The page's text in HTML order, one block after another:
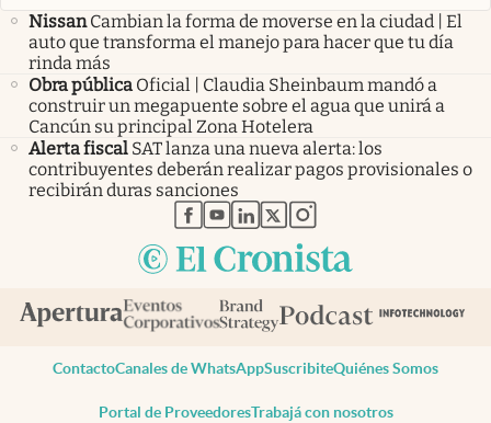
Nissan Cambian la forma de moverse en la ciudad | El
auto que transforma el manejo para hacer que tu día
rinda más
Obra pública Oficial | Claudia Sheinbaum mandó a
construir un megapuente sobre el agua que unirá a
Cancún su principal Zona Hotelera
Alerta fiscal SAT lanza una nueva alerta: los
contribuyentes deberán realizar pagos provisionales o
recibirán duras sanciones
abre en nueva pestaña
abre en nueva pestaña
abre en nueva pestaña
abre en nueva pestaña
abre en nueva pestaña
ContactoCanales de WhatsAppSuscribiteQuiénes Somos
Portal de ProveedoresTrabajá con nosotros